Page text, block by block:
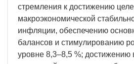
стремления к достижению
макроэкономической
инфляции, обеспечению
балансов и стимулированию
уровне 8,3–8,5 %; достижению